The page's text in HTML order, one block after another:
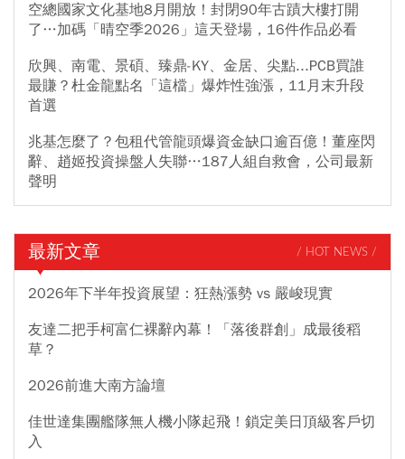
空總國家文化基地8月開放！封閉90年古蹟大樓打開
了…加碼「晴空季2026」這天登場，16件作品必看
欣興、南電、景碩、臻鼎-KY、金居、尖點...PCB買誰
最賺？杜金龍點名「這檔」爆炸性強漲，11月末升段
首選
兆基怎麼了？包租代管龍頭爆資金缺口逾百億！董座閃
辭、趙姬投資操盤人失聯…187人組自救會，公司最新
聲明
最新文章 / HOT NEWS /
2026年下半年投資展望：狂熱漲勢 vs 嚴峻現實
友達二把手柯富仁裸辭內幕！「落後群創」成最後稻
草？
2026前進大南方論壇
佳世達集團艦隊無人機小隊起飛！鎖定美日頂級客戶切
入